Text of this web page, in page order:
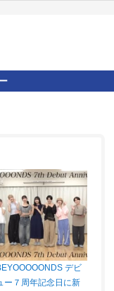
デビ
ー７周年記念日に新